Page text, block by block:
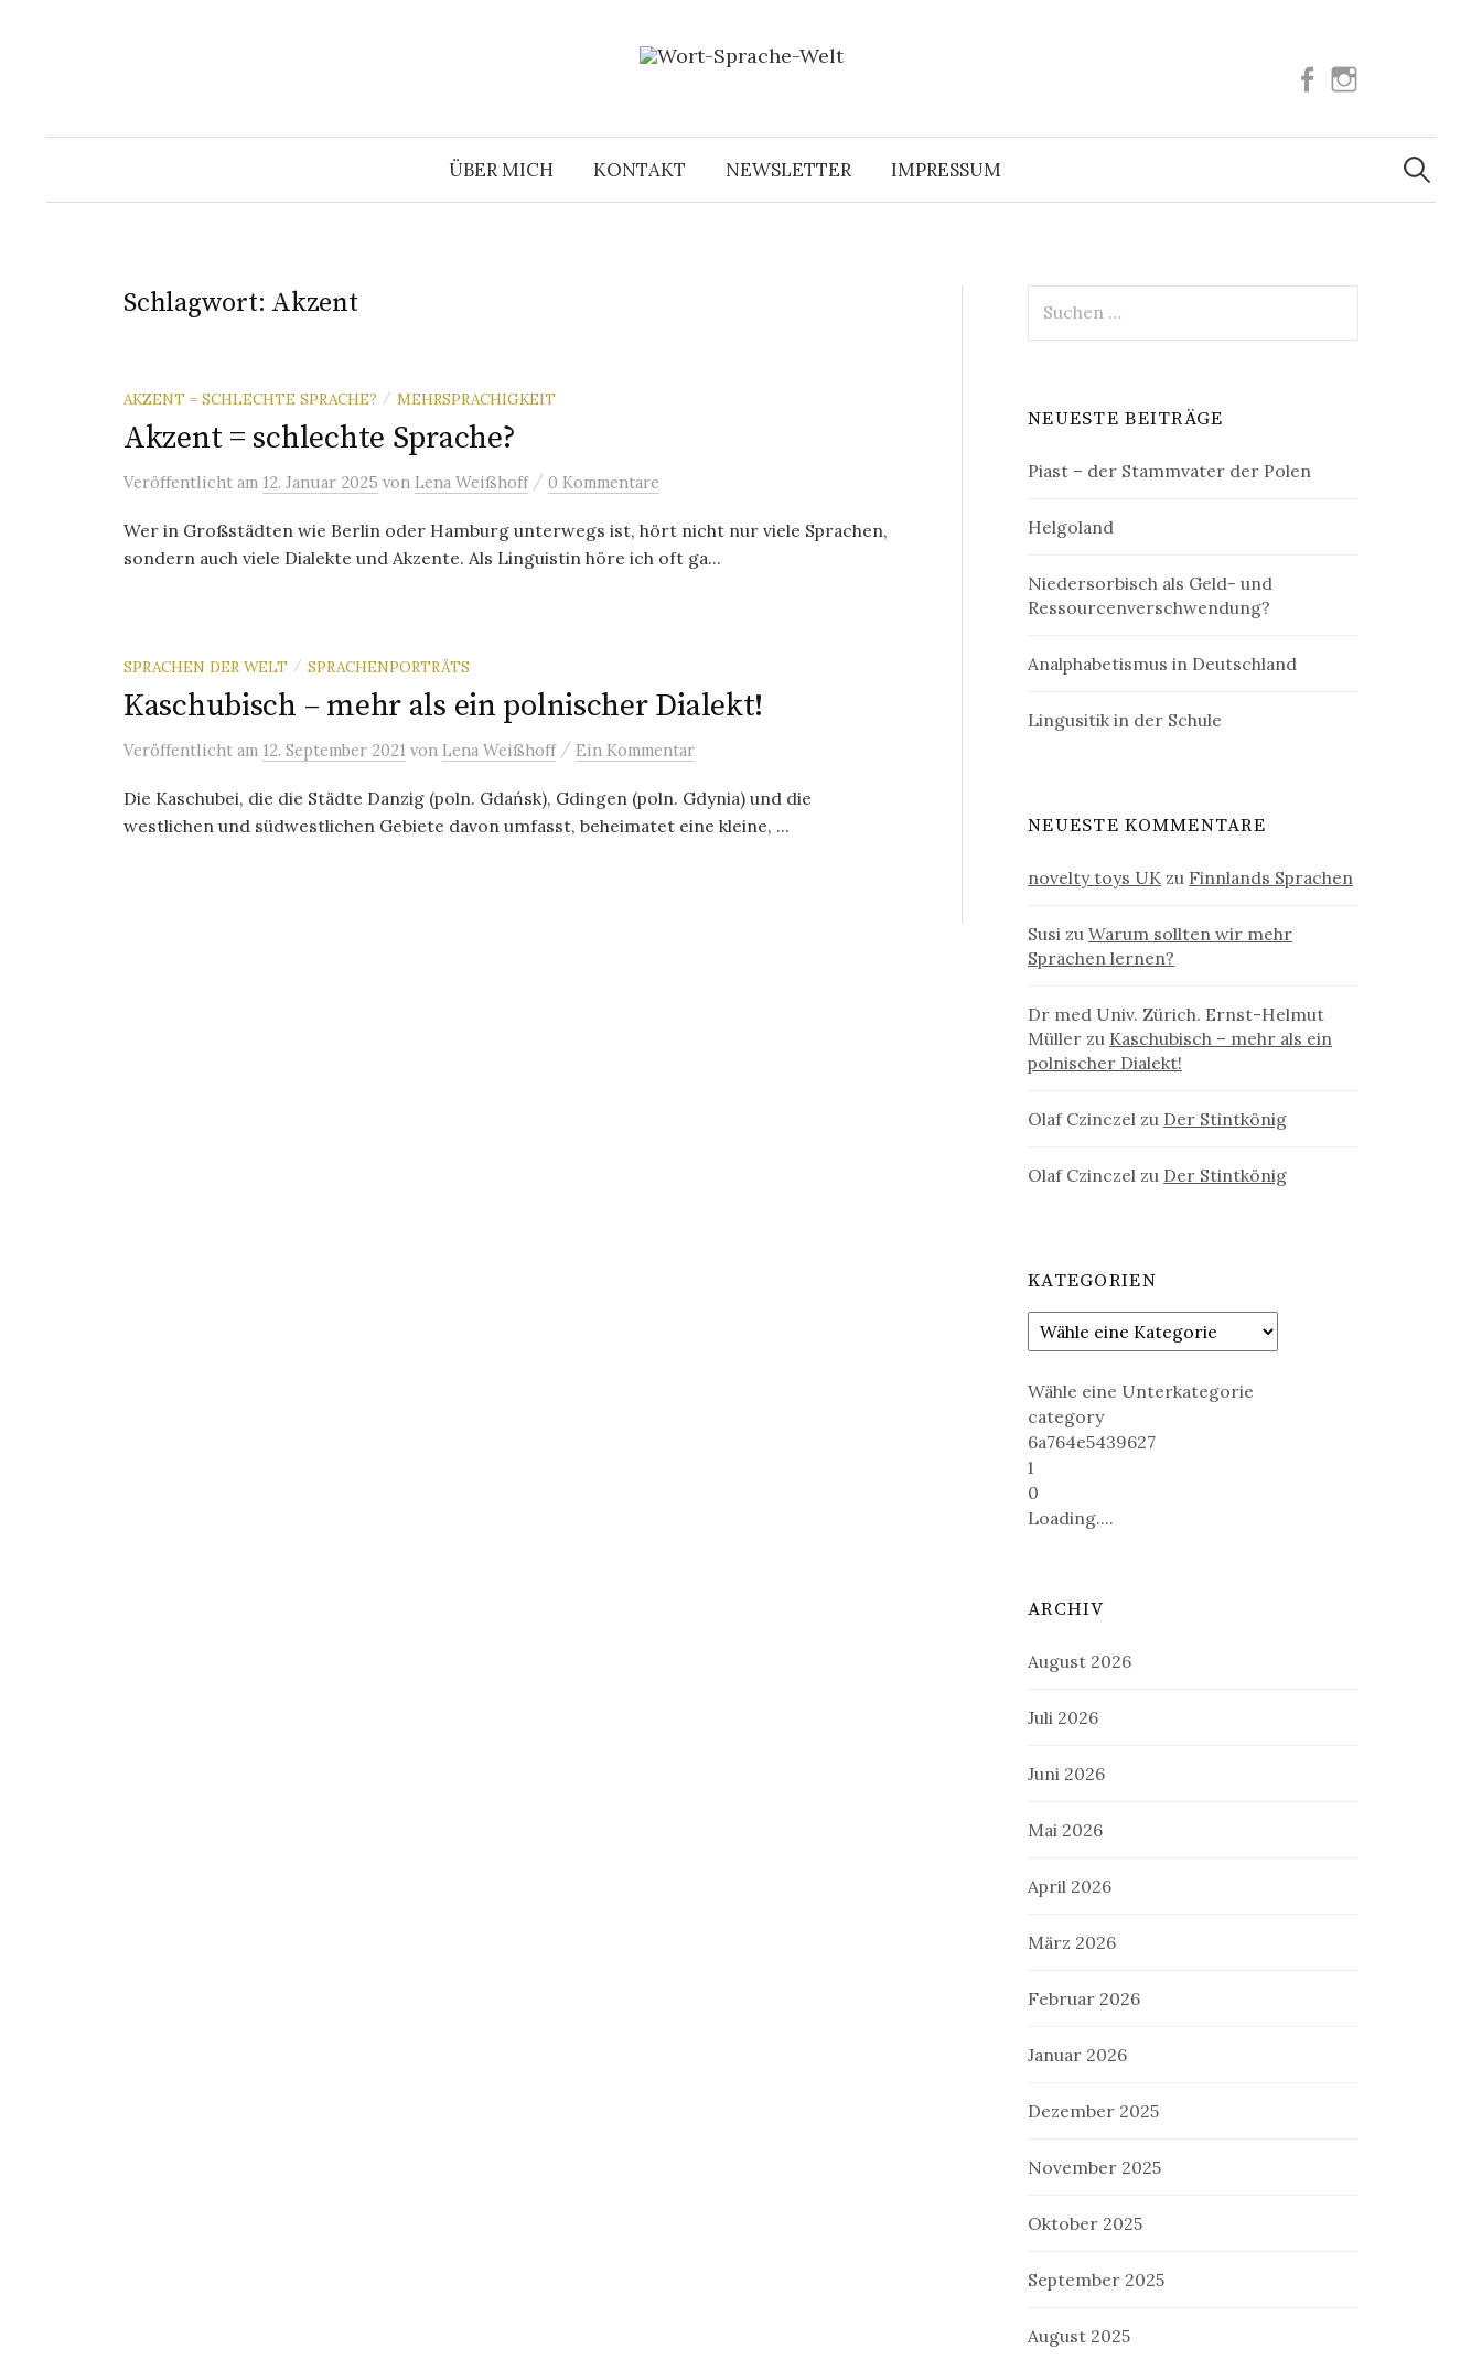
Facebook
ÜBER MICH KONTAKT NEWSLETTER IMPRESSUM
Suchen
nach:
Schlagwort: Akzent
AKZENT = SCHLECHTE SPRACHE? / MEHRSPRACHIGKEIT
Akzent = schlechte Sprache?
Veröffentlicht am 12. Januar 2025 von Lena Weißhoff / 0 Kommentare
Wer in Großstädten wie Berlin oder Hamburg unterwegs ist, hört nicht nur viele Sprachen,
sondern auch viele Dialekte und Akzente. Als Linguistin höre ich oft ga...
SPRACHEN DER WELT / SPRACHENPORTRÄTS
Kaschubisch – mehr als ein polnischer Dialekt!
Veröffentlicht am 12. September 2021 von Lena Weißhoff / Ein Kommentar
Die Kaschubei, die die Städte Danzig (poln. Gdańsk), Gdingen (poln. Gdynia) und die
westlichen und südwestlichen Gebiete davon umfasst, beheimatet eine kleine, ...
nach:
NEUESTE BEITRÄGE
Piast – der Stammvater der Polen
Helgoland
Niedersorbisch als Geld- und
Ressourcenverschwendung?
Analphabetismus in Deutschland
Lingusitik in der Schule
NEUESTE KOMMENTARE
novelty toys UK zu Finnlands Sprachen
Susi zuWarum sollten wir mehr
Sprachen lernen?
Dr med Univ. Zürich. Ernst-Helmut
Müller zu Kaschubisch – mehr als ein
polnischer Dialekt!
Olaf Czinczel zu Der Stintkönig
Olaf Czinczel zu Der Stintkönig
KATEGORIEN
Wähle eine Unterkategorie
category
6a764e5439627
1
0
Loading....
ARCHIV
August 2026
Juli 2026
Juni 2026
Mai 2026
April 2026
März 2026
Februar 2026
Januar 2026
Dezember 2025
November 2025
Oktober 2025
September 2025
August 2025